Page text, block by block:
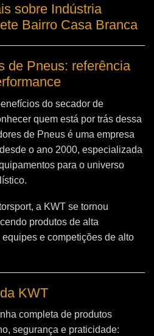
sobre Indústria
Bairro Casa Branca
de Pneus: referência
do secador de
quem está por trás dessa
de Pneus é uma empresa
o ano 2000, especializada
para o universo
a KWT se tornou
produtos de alta
e competições de alto
KWT
completa de produtos
segurança e praticidade: